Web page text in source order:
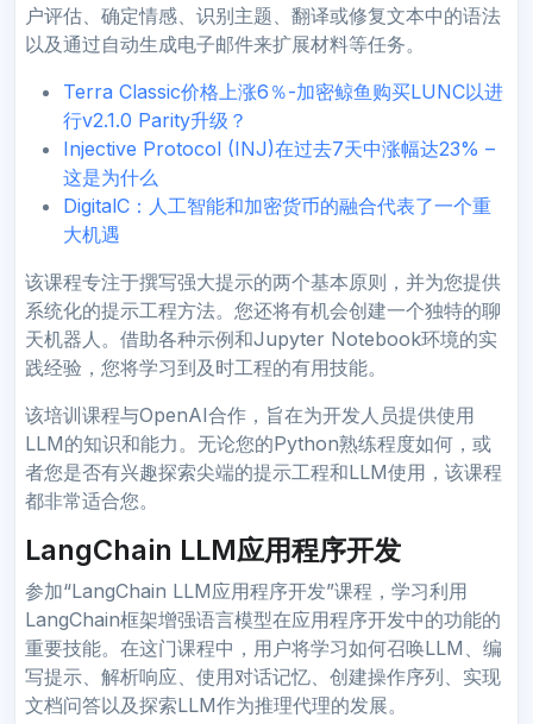
户评估、确定情感、识别主题、翻译或修复文本中的语法
以及通过自动生成电子邮件来扩展材料等任务。
Terra Classic价格上涨6％-加密鲸鱼购买LUNC以进
行v2.1.0 Parity升级？
Injective Protocol (INJ)在过去7天中涨幅达23% –
这是为什么
DigitalC：人工智能和加密货币的融合代表了一个重
大机遇
该课程专注于撰写强大提示的两个基本原则，并为您提供
系统化的提示工程方法。您还将有机会创建一个独特的聊
天机器人。借助各种示例和Jupyter Notebook环境的实
践经验，您将学习到及时工程的有用技能。
该培训课程与OpenAI合作，旨在为开发人员提供使用
LLM的知识和能力。无论您的Python熟练程度如何，或
者您是否有兴趣探索尖端的提示工程和LLM使用，该课程
都非常适合您。
LangChain LLM应用程序开发
参加“LangChain LLM应用程序开发”课程，学习利用
LangChain框架增强语言模型在应用程序开发中的功能的
重要技能。在这门课程中，用户将学习如何召唤LLM、编
写提示、解析响应、使用对话记忆、创建操作序列、实现
文档问答以及探索LLM作为推理代理的发展。